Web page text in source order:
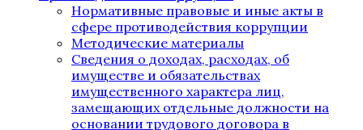
Нормативные правовые и иные акты в
сфере противодействия коррупции
Методические материалы
Сведения о доходах, расходах, об
имуществе и обязательствах
имущественного характера лиц,
замещающих отдельные должности на
основании трудового договора в